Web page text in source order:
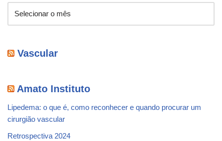
Vascular
Amato Instituto
Lipedema: o que é, como reconhecer e quando procurar um
cirurgião vascular
Retrospectiva 2024